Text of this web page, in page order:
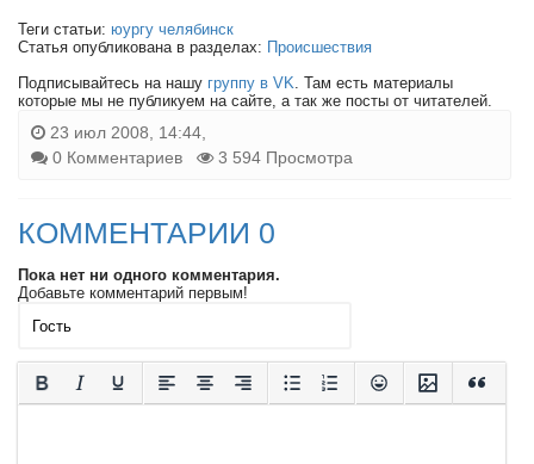
Теги статьи: юургу челябинск
Статья опубликована в разделах: Происшествия
Подписывайтесь на нашу группу в VK. Там есть материалы
которые мы не публикуем на сайте, а так же посты от читателей.
23 июл 2008, 14:44,
0 Комментариев
3 594 Просмотра
КОММЕНТАРИИ 0
Пока нет ни одного комментария.
Добавьте комментарий первым!